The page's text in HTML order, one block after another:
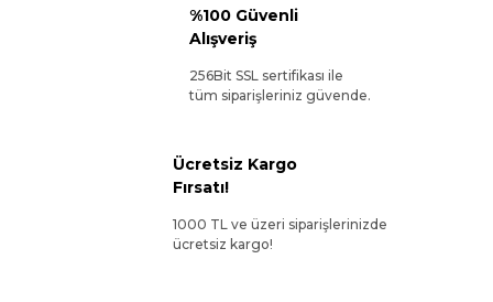
%100 Güvenli
Alışveriş
256Bit SSL sertifikası ile
tüm siparişleriniz güvende.
Ücretsiz Kargo
Fırsatı!
1000 TL ve üzeri siparişlerinizde
ücretsiz kargo!